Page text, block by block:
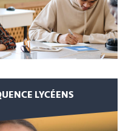
LYCÉENS